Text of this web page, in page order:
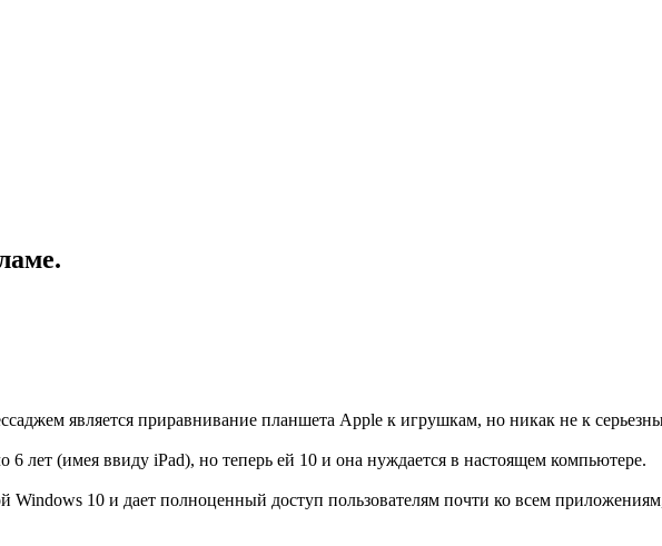
является приравнивание планшета Apple к игрушкам, но никак не к
6 лет (имея ввиду iPad), но теперь ей 10 и она нуждается в настоящем компьютере.
Windows 10 и дает полноценный доступ пользователям почти ко всем